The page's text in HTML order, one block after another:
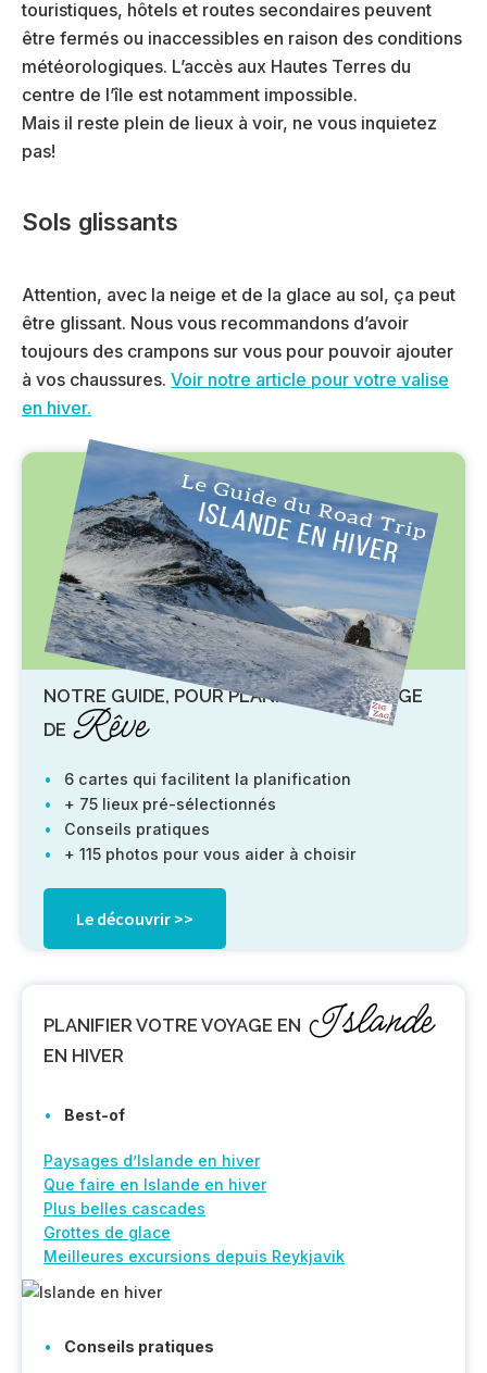
touristiques, hôtels et routes secondaires peuvent
être fermés ou inaccessibles en raison des conditions
météorologiques. L’accès aux Hautes Terres du
centre de l’île est notamment impossible.
Mais il reste plein de lieux à voir, ne vous inquietez
pas!
Sols glissants
Attention, avec la neige et de la glace au sol, ça peut
être glissant. Nous vous recommandons d’avoir
toujours des crampons sur vous pour pouvoir ajouter
à vos chaussures. Voir notre article pour votre valise
en hiver.
NOTRE GUIDE, POUR PLANIFIER UN VOYAGE
DE Rêve
6 cartes qui facilitent la planification
+ 75 lieux pré-sélectionnés
Conseils pratiques
+ 115 photos pour vous aider à choisir
Le découvrir >>
PLANIFIER VOTRE VOYAGE EN Islande
EN HIVER
Best-of
Paysages d’Islande en hiver
Que faire en Islande en hiver
Plus belles cascades
Grottes de glace
Meilleures excursions depuis Reykjavik
Conseils pratiques